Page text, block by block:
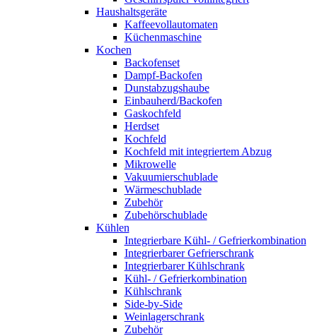
Haushaltsgeräte
Kaffeevollautomaten
Küchenmaschine
Kochen
Backofenset
Dampf-Backofen
Dunstabzugshaube
Einbauherd/Backofen
Gaskochfeld
Herdset
Kochfeld
Kochfeld mit integriertem Abzug
Mikrowelle
Vakuumierschublade
Wärmeschublade
Zubehör
Zubehörschublade
Kühlen
Integrierbare Kühl- / Gefrierkombination
Integrierbarer Gefrierschrank
Integrierbarer Kühlschrank
Kühl- / Gefrierkombination
Kühlschrank
Side-by-Side
Weinlagerschrank
Zubehör